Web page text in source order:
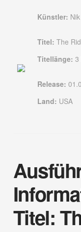
Künstler:
Titel: The
Titellänge: 3
Release:
Land: USA
Titel: